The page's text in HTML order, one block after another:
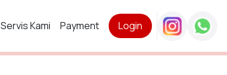
Servis Kami Payment Login